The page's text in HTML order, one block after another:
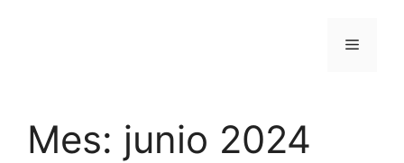
Menú
Mes: junio 2024